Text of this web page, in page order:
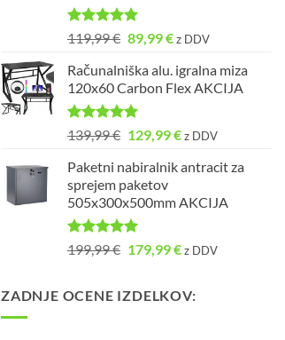
Ocenjeno
od 5
119,99€ Izvirna
je
bila:
119,99 €.
89,99€Trenutna
je:
89,99 €.
z DDV
Računalniška alu. igralna miza
120x60 Carbon Flex AKCIJA
Ocenjeno
od 5
139,99€ Izvirna
je
bila:
139,99 €.
129,99€Trenutna
je:
z DDV
Paketni nabiralnik antracit za
sprejem paketov
505x300x500mm AKCIJA
Ocenjeno
od 5
199,99€ Izvirna
bila:
179,99€Trenutna
179,99 €.
z DDV
ZADNJE OCENE IZDELKOV: